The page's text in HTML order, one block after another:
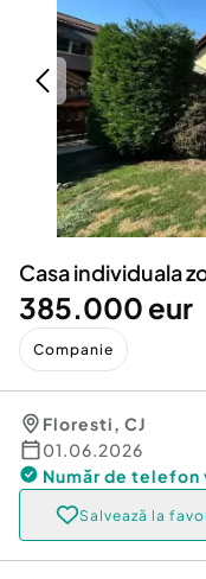
Servicii
Animale de
Afaceri și
Inchiriere Bunuri
Utilaje agricole si
Piese auto si
Dacia Duster
Casa individuala
385.000 eur
Companie
Floresti, CJ
01.06.2026
Număr de telefon
Salvează la